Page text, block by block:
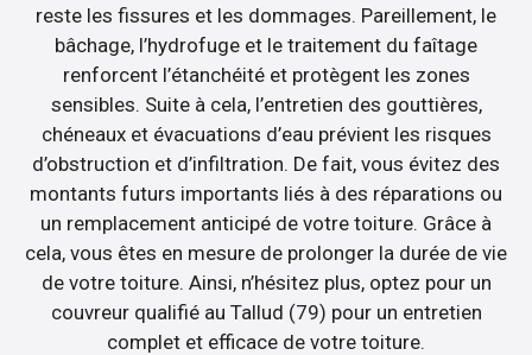
reste les fissures et les dommages. Pareillement, le
bâchage, l’hydrofuge et le traitement du faîtage
renforcent l’étanchéité et protègent les zones
sensibles. Suite à cela, l’entretien des gouttières,
chéneaux et évacuations d’eau prévient les risques
d’obstruction et d’infiltration. De fait, vous évitez des
montants futurs importants liés à des réparations ou
un remplacement anticipé de votre toiture. Grâce à
cela, vous êtes en mesure de prolonger la durée de vie
de votre toiture. Ainsi, n’hésitez plus, optez pour un
couvreur qualifié au Tallud (79) pour un entretien
complet et efficace de votre toiture.